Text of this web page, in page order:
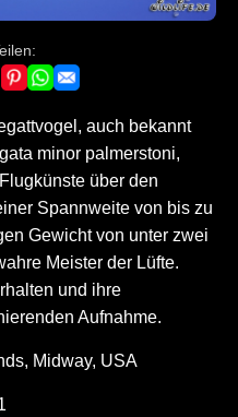
auch bekannt
minor palmerstoni,
über den
Spannweite von bis zu
Gewicht von unter zwei
Meister der Lüfte.
und ihre
Aufnahme.
Midway, USA